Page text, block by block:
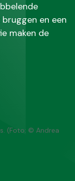
en een
maken de
(Foto: © Andrea